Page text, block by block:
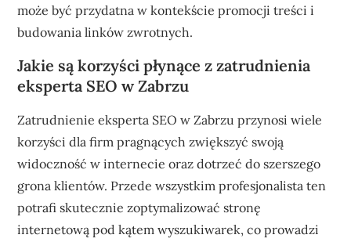
może być przydatna w kontekście promocji treści i
budowania linków zwrotnych.
Jakie są korzyści płynące z zatrudnienia
eksperta SEO w Zabrzu
Zatrudnienie eksperta SEO w Zabrzu przynosi wiele
korzyści dla firm pragnących zwiększyć swoją
widoczność w internecie oraz dotrzeć do szerszego
grona klientów. Przede wszystkim profesjonalista ten
potrafi skutecznie zoptymalizować stronę
internetową pod kątem wyszukiwarek, co prowadzi